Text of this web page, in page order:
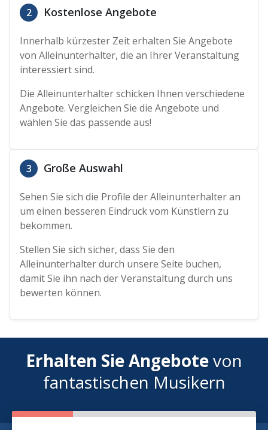
2 Kostenlose Angebote
Innerhalb kürzester Zeit erhalten Sie Angebote
von Alleinunterhalter, die an Ihrer Veranstaltung
interessiert sind.
Die Alleinunterhalter schicken Ihnen verschiedene
Angebote. Vergleichen Sie die Angebote und
wählen Sie das passende aus!
3 Große Auswahl
Sehen Sie sich die Profile der Alleinunterhalter an
um einen besseren Eindruck vom Künstlern zu
bekommen.
Stellen Sie sich sicher, dass Sie den
Alleinunterhalter durch unsere Seite buchen,
damit Sie ihn nach der Veranstaltung durch uns
bewerten können.
Erhalten Sie Angebotevon
fantastischen Musikern